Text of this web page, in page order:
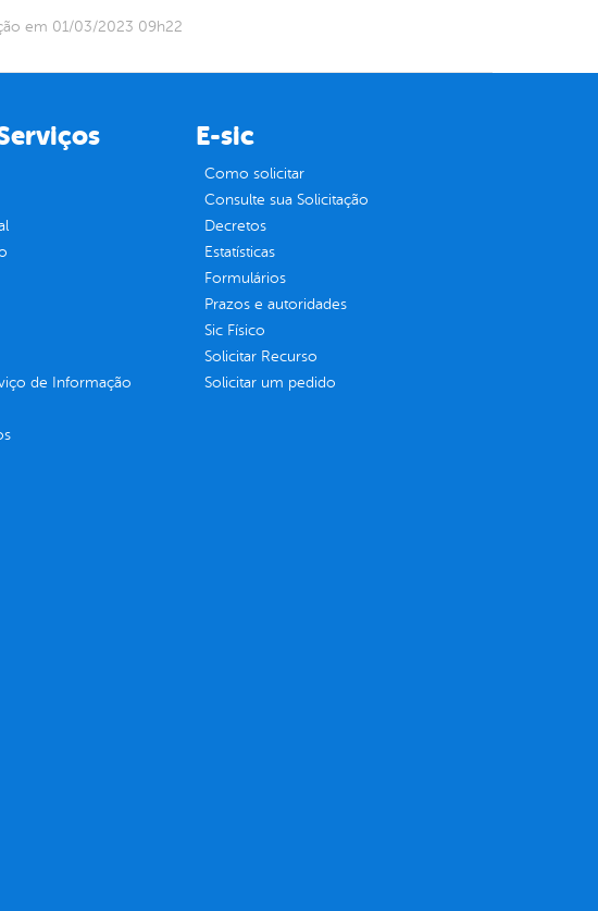
em 01/03/2023 09h22
de Informação
E-sic
Como solicitar
Consulte sua Solicitação
Decretos
Estatísticas
Formulários
Prazos e autoridades
Sic Físico
Solicitar Recurso
Solicitar um pedido